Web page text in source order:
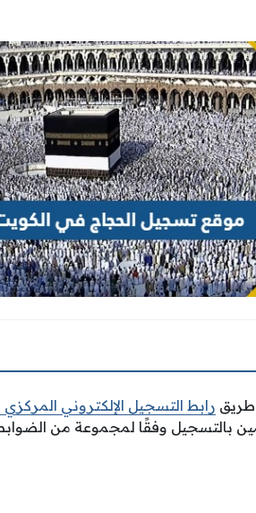
رابط التسجيل الإلكتروني
بالتسجيل وفقًا لمجموعة من